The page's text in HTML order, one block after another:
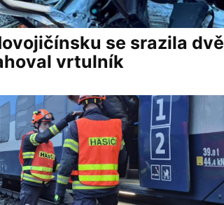
se srazila dvě
vrtulník